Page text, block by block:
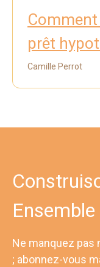
prêt
Camille Perrot
Ensemble
Ne manquez
; abonnez-vous